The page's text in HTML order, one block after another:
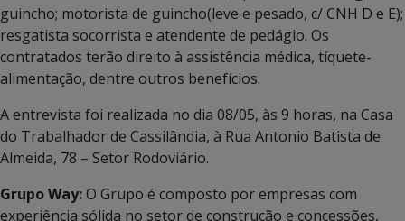
guincho; motorista de guincho(leve e pesado, c/ CNH D e E);
resgatista socorrista e atendente de pedágio. Os
contratados terão direito à assistência médica, tíquete-
alimentação, dentre outros benefícios.
A entrevista foi realizada no dia 08/05, às 9 horas, na Casa
do Trabalhador de Cassilândia, à Rua Antonio Batista de
Almeida, 78 – Setor Rodoviário.
Grupo Way:O Grupo é composto por empresas com
experiência sólida no setor de construção e concessões,